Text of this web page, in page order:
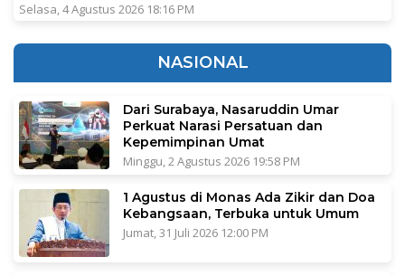
Selasa, 4 Agustus 2026 18:16 PM
NASIONAL
Dari Surabaya, Nasaruddin Umar
Perkuat Narasi Persatuan dan
Kepemimpinan Umat
Minggu, 2 Agustus 2026 19:58 PM
1 Agustus di Monas Ada Zikir dan Doa
Kebangsaan, Terbuka untuk Umum
Jumat, 31 Juli 2026 12:00 PM